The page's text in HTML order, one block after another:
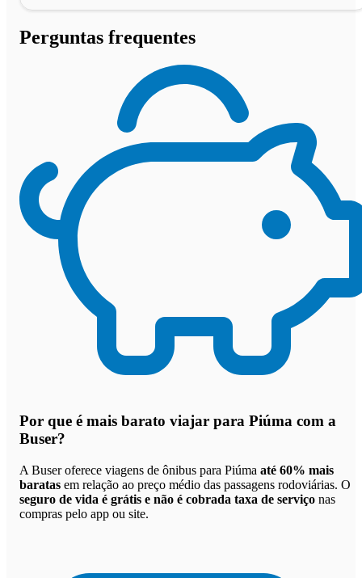
Perguntas frequentes
Por que é mais barato viajar para Piúma com a
Buser?
A Buser oferece viagens de ônibus para Piúma até 60% mais
baratas em relação ao preço médio das passagens rodoviárias. O
seguro de vida é grátis e não é cobrada taxa de serviço nas
compras pelo app ou site.